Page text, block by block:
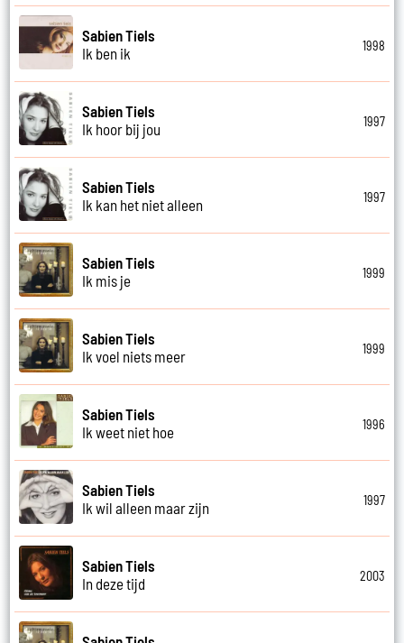
Sabien Tiels
Ik ben ik
1998
Sabien Tiels
Ik hoor bij jou
1997
Sabien Tiels
Ik kan het niet alleen
1997
Sabien Tiels
Ik mis je
1999
Sabien Tiels
Ik voel niets meer
1999
Sabien Tiels
Ik weet niet hoe
1996
Sabien Tiels
Ik wil alleen maar zijn
1997
Sabien Tiels
In deze tijd
2003